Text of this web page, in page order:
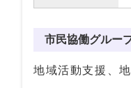
市民協働グルー
地域活動支援、